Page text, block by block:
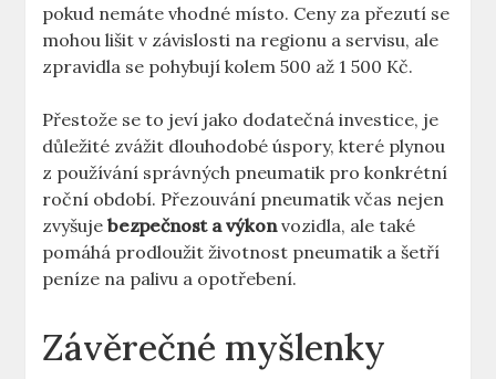
pokud nemáte vhodné místo. Ceny za přezutí se
mohou lišit v závislosti na regionu a servisu, ale
zpravidla se pohybují kolem 500 až 1 500 Kč.
Přestože se to jeví jako dodatečná investice, je
důležité zvážit dlouhodobé úspory, které plynou
z používání správných pneumatik pro konkrétní
roční období. Přezouvání pneumatik včas nejen
zvyšujebezpečnost a výkonvozidla, ale také
pomáhá prodloužit životnost pneumatik a šetří
peníze na palivu a opotřebení.
Závěrečné myšlenky